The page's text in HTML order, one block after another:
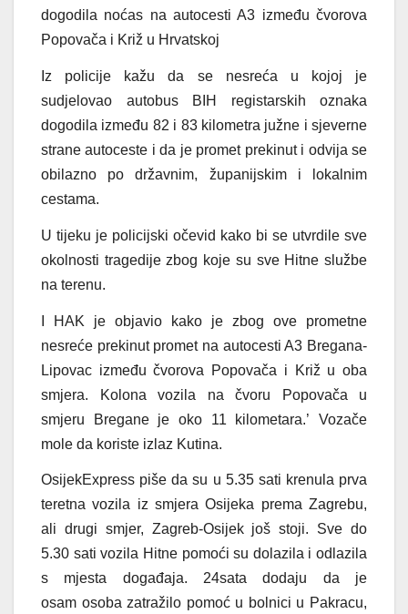
dogodila noćas na autocesti A3 između čvorova
Popovača i Križ u Hrvatskoj
Iz policije kažu da se nesreća u kojoj je
sudjelovao autobus BIH registarskih oznaka
dogodila između 82 i 83 kilometra južne i sjeverne
strane autoceste i da je promet prekinut i odvija se
obilazno po državnim, županijskim i lokalnim
cestama.
U tijeku je policijski očevid kako bi se utvrdile sve
okolnosti tragedije zbog koje su sve Hitne službe
na terenu.
I HAK je objavio kako je zbog ove prometne
nesreće prekinut promet na autocesti A3 Bregana-
Lipovac između čvorova Popovača i Križ u oba
smjera. Kolona vozila na čvoru Popovača u
smjeru Bregane je oko 11 kilometara.’ Vozače
mole da koriste izlaz Kutina.
OsijekExpress piše da su u 5.35 sati krenula prva
teretna vozila iz smjera Osijeka prema Zagrebu,
ali drugi smjer, Zagreb-Osijek još stoji. Sve do
5.30 sati vozila Hitne pomoći su dolazila i odlazila
s mjesta događaja. 24sata dodaju da je
osam osoba zatražilo pomoć u bolnici u Pakracu,